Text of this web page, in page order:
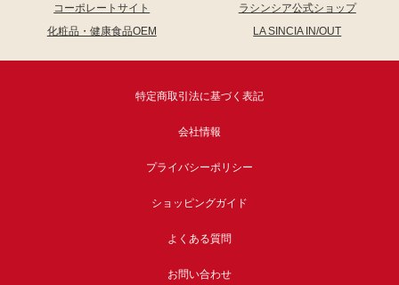
コーポレートサイト
ラシンシア公式ショップ
化粧品・健康食品OEM
LA SINCIA IN/OUT
特定商取引法に基づく表記
会社情報
プライバシーポリシー
ショッピングガイド
よくある質問
お問い合わせ